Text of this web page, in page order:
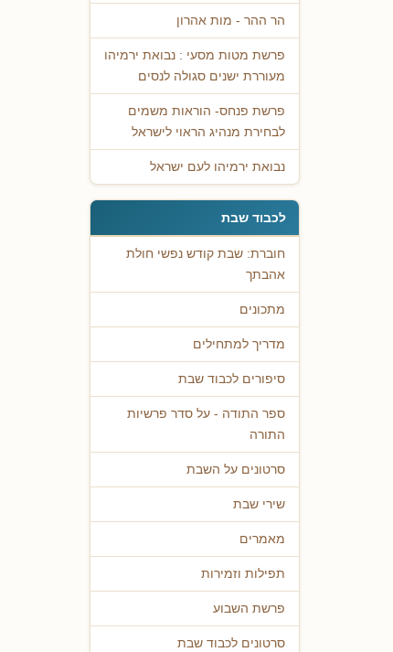
הר ההר - מות אהרון
פרשת מטות מסעי : נבואת ירמיהו
מעוררת ישנים סגולה לנסים
פרשת פנחס- הוראות משמים
לבחירת מנהיג הראוי לישראל
נבואת ירמיהו לעם ישראל
לכבוד שבת
חוברת: שבת קודש נפשי חולת
אהבתך
מתכונים
מדריך למתחילים
סיפורים לכבוד שבת
ספר התודה - על סדר פרשיות
התורה
סרטונים על השבת
שירי שבת
מאמרים
תפילות וזמירות
פרשת השבוע
סרטונים לכבוד שבת